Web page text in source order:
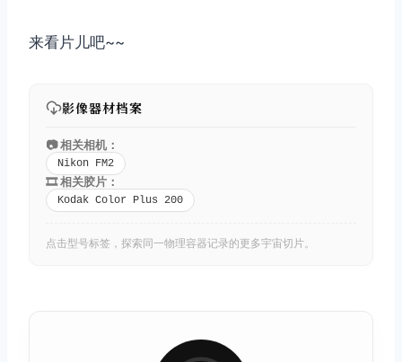
来看片儿吧~~
影像器材档案
📷 相关相机：
Nikon FM2
🎞️ 相关胶片：
Kodak Color Plus 200
点击型号标签，探索同一物理容器记录的更多宇宙切片。